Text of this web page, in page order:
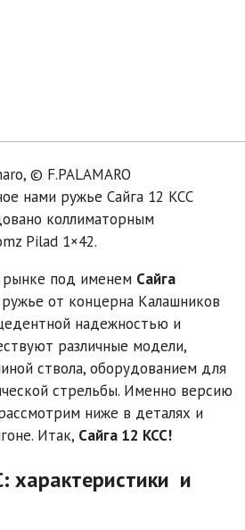
© F.PALAMARO
нами ружье Сайга 12 KCC
коллиматорным
Pilad 1×42.
рынке под именем Сайга
от концерна Калашников
надежностью и
различные модели,
ствола, оборудованием для
стрельбы. Именно версию
ниже в деталях и
Итак, Сайга 12 KCC!
характеристики и